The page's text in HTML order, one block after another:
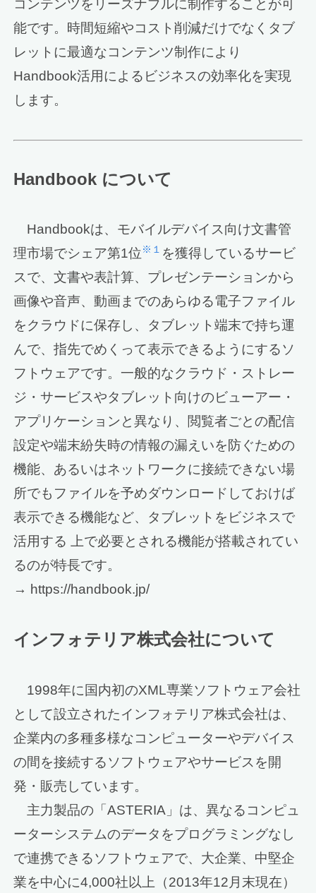
コンテンツをリーズナブルに制作することが可
能です。時間短縮やコスト削減だけでなくタブ
レットに最適なコンテンツ制作により
Handbook活用によるビジネスの効率化を実現
します。
Handbook について
Handbookは、モバイルデバイス向け文書管
理市場でシェア第1位※１ を獲得しているサービ
スで、文書や表計算、プレゼンテーションから
画像や音声、動画までのあらゆる電子ファイル
をクラウドに保存し、タブレット端末で持ち運
んで、指先でめくって表示できるようにするソ
フトウェアです。一般的なクラウド・ストレー
ジ・サービスやタブレット向けのビューアー・
アプリケーションと異なり、閲覧者ごとの配信
設定や端末紛失時の情報の漏えいを防ぐための
機能、あるいはネットワークに接続できない場
所でもファイルを予めダウンロードしておけば
表示できる機能など、タブレットをビジネスで
活用する 上で必要とされる機能が搭載されてい
るのが特長です。
→ https://handbook.jp/
インフォテリア株式会社について
1998年に国内初のXML専業ソフトウェア会社
として設立されたインフォテリア株式会社は、
企業内の多種多様なコンピューターやデバイス
の間を接続するソフトウェアやサービスを開
発・販売しています。
主力製品の「ASTERIA」は、異なるコンピュ
ーターシステムのデータをプログラミングなし
で連携できるソフトウェアで、大企業、中堅企
業を中心に4,000社以上（2013年12月末現在）